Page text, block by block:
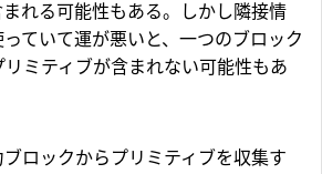
れる可能性もある。しかし隣接情
ていて運が悪いと、一つのブロック
ミティブが含まれない可能性もあ
ロックからプリミティブを収集す